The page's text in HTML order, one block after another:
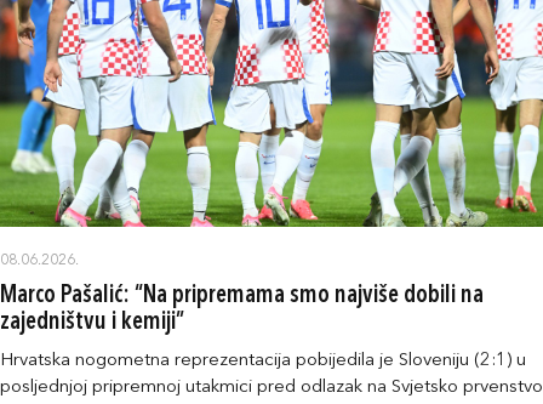
08.06.2026.
Marco Pašalić: “Na pripremama smo najviše dobili na
zajedništvu i kemiji”
Hrvatska nogometna reprezentacija pobijedila je Sloveniju (2:1) u
posljednjoj pripremnoj utakmici pred odlazak na Svjetsko prvenstvo